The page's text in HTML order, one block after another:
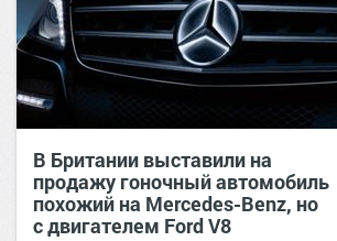
В Британии выставили на
продажу гоночный автомобиль
похожий на Mercedes-Benz, но
с двигателем Ford V8